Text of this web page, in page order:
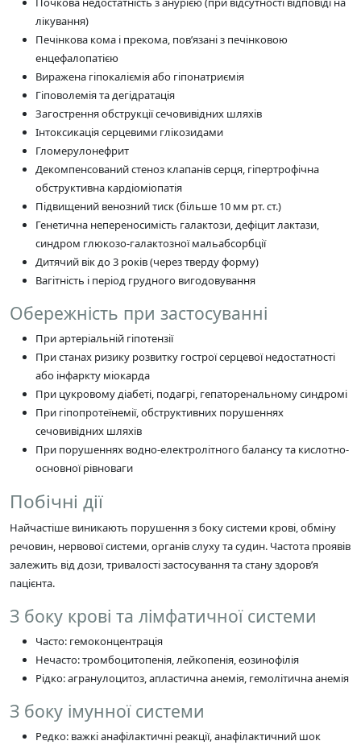
лікування)
Печінкова кома і прекома, пов’язані з печінковою
енцефалопатією
Виражена гіпокаліємія або гіпонатриємія
Гіповолемія та дегідратація
Загострення обструкції сечовивідних шляхів
Інтоксикація серцевими глікозидами
Гломерулонефрит
Декомпенсований стеноз клапанів серця, гіпертрофічна
обструктивна кардіоміопатія
Підвищений венозний тиск (більше 10 мм рт. ст.)
Генетична непереносимість галактози, дефіцит лактази,
синдром глюкозо-галактозної мальабсорбції
Дитячий вік до 3 років (через тверду форму)
Вагітність і період грудного вигодовування
Обережність при застосуванні
При артеріальній гіпотензії
При станах ризику розвитку гострої серцевої недостатності
або інфаркту міокарда
При цукровому діабеті, подагрі, гепаторенальному синдромі
При гіпопротеїнемії, обструктивних порушеннях
сечовивідних шляхів
При порушеннях водно-електролітного балансу та кислотно-
основної рівноваги
Побічні дії
Найчастіше виникають порушення з боку системи крові, обміну
речовин, нервової системи, органів слуху та судин. Частота проявів
залежить від дози, тривалості застосування та стану здоров’я
пацієнта.
З боку крові та лімфатичної системи
Часто: гемоконцентрація
Нечасто: тромбоцитопенія, лейкопенія, еозинофілія
Рідко: агранулоцитоз, апластична анемія, гемолітична анемія
З боку імунної системи
Редко: важкі анафілактичні реакції, анафілактичний шок